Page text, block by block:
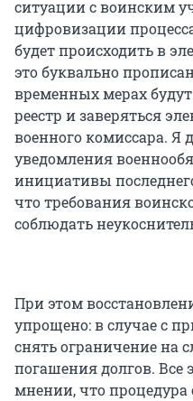
ситуации с воинским
цифровизации
будет происходить в
это буквально
временных мерах
реестр и заверяться
военного комиссара. Я
уведомления
инициативы
что требования
соблюдать
При этом
упрощено: в случае с
снять ограничение на
погашения долгов. Все
мнении, что